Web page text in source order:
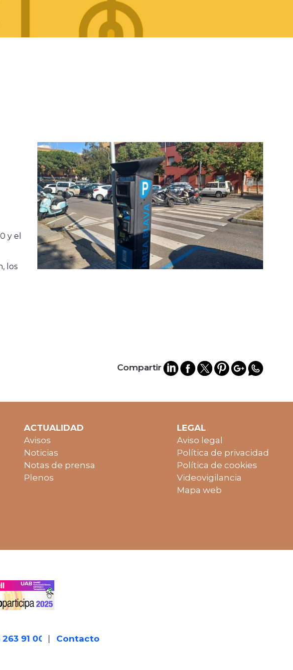
y el
los
Compartir
ACTUALIDAD
Avisos
Noticias
Notas de prensa
Plenos
LEGAL
Aviso legal
Política de privacidad
Política de cookies
Videovigilancia
Mapa web
263 91 00 | Contacto